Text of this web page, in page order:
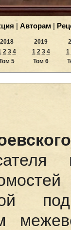
| Авторам |
2018
2 3 4
5
2019
1 2 3 4
Том 6
1